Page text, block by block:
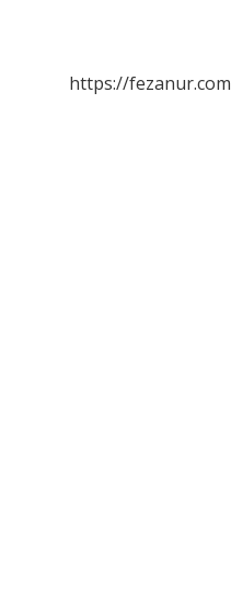
https://fezanur.com